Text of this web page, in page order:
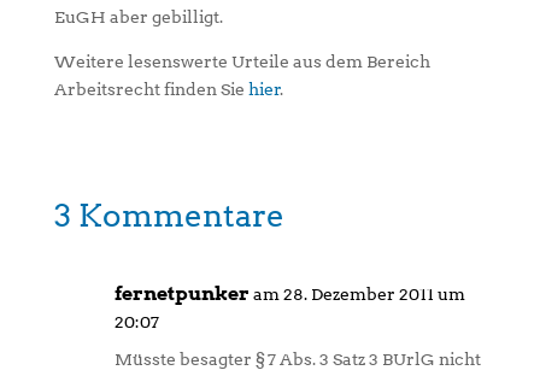
EuGH aber gebilligt.
Weitere lesenswerte Urteile aus dem Bereich
Arbeitsrecht finden Sie hier.
3 Kommentare
fernetpunker am 28. Dezember 2011 um
20:07
Müsste besagter § 7 Abs. 3 Satz 3 BUrlG nicht